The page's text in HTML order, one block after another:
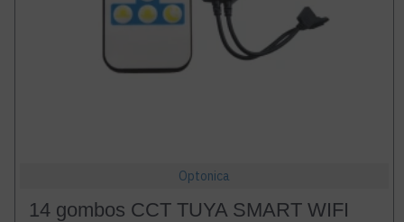
Optonica
14 gombos CCT TUYA SMART WIFI